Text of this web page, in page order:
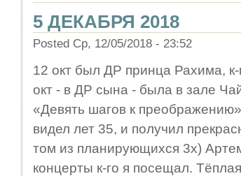
5 ДЕКАБРЯ 2018
Posted Ср, 12/05/2018 - 23:52
12 окт был ДР принца Рахима,
окт - в ДР сына - была в зале
«Девять шагов к
видел лет 35, и получил
том из планирующихся 3х)
концерты к-го я посещал.